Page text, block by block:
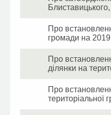
Блиставицького,
Про
громади на 2019
Про
ділянки на
Про
територіальної